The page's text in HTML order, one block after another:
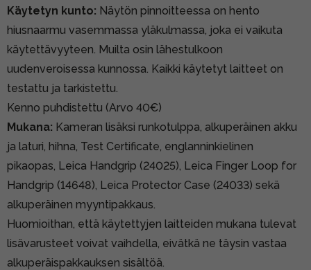
Käytetyn kunto: Näytön pinnoitteessa on hento
hiusnaarmu vasemmassa yläkulmassa, joka ei vaikuta
käytettävyyteen. Muilta osin lähestulkoon
uudenveroisessa kunnossa. Kaikki käytetyt laitteet on
testattu ja tarkistettu.
Kenno puhdistettu (Arvo 40€)
Mukana: Kameran lisäksi runkotulppa, alkuperäinen akku
ja laturi, hihna, Test Certificate, englanninkielinen
pikaopas, Leica Handgrip (24025), Leica Finger Loop for
Handgrip (14648), Leica Protector Case (24033) sekä
alkuperäinen myyntipakkaus.
Huomioithan, että käytettyjen laitteiden mukana tulevat
lisävarusteet voivat vaihdella, eivätkä ne täysin vastaa
alkuperäispakkauksen sisältöä.